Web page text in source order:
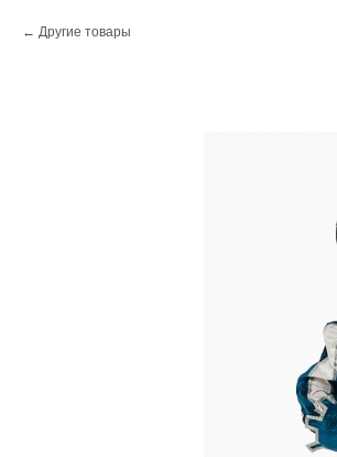
Другие товары